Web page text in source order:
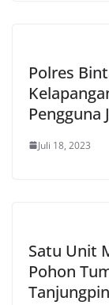
Polres
Pengguna
Juli 18, 2023
Satu Unit
Pohon